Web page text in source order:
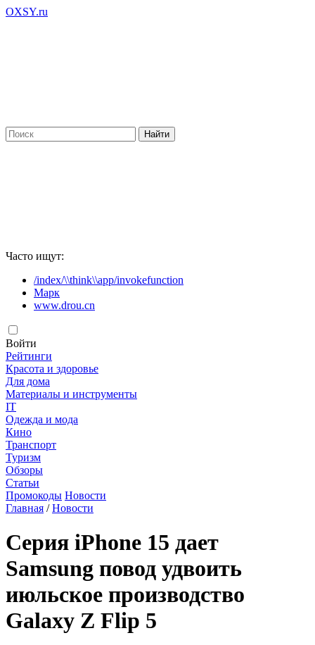
OXSY.ru
Часто ищут:
/index/\\think\\app/invokefunction
Марк
www.drou.cn
Войти
Рейтинги
Красота и здоровье
Для дома
Материалы и инструменты
IT
Одежда и мода
Кино
Транспорт
Туризм
Обзоры
Статьи
Промокоды Новости
Главная /Новости
Серия iPhone 15 дает
Samsung повод удвоить
июльское производство
Galaxy Z Flip 5